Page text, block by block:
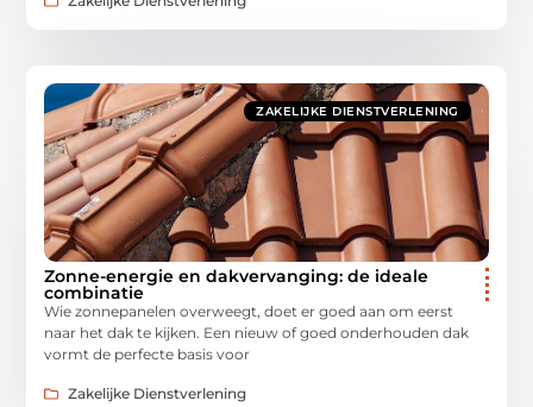
ZAKELIJKE DIENSTVERLENING
Zonne-energie en dakvervanging: de ideale
combinatie
Wie zonnepanelen overweegt, doet er goed aan om eerst
naar het dak te kijken. Een nieuw of goed onderhouden dak
vormt de perfecte basis voor
Zakelijke Dienstverlening